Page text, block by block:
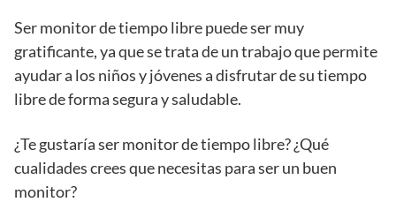
Ser monitor de tiempo libre puede ser muy
gratificante, ya que se trata de un trabajo que permite
ayudar a los niños y jóvenes a disfrutar de su tiempo
libre de forma segura y saludable.
¿Te gustaría ser monitor de tiempo libre? ¿Qué
cualidades crees que necesitas para ser un buen
monitor?